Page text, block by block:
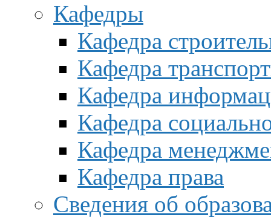
Кафедры
Кафедра
Кафедра
Кафедра
Кафедра
Кафедра
Кафедра права
Сведения об